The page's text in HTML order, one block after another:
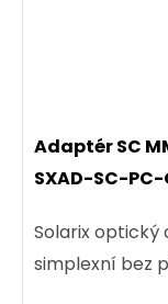
Adaptér SC MM
SXAD-SC-
Solarix optický
simplexní bez